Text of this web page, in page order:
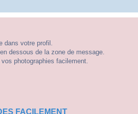
dans votre profil.
dessous de la zone de message.
photographies facilement.
FACILEMENT